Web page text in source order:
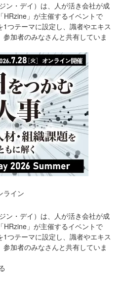
ン・デイ）は、人が活き会社が成
HRzine」が主催するイベントで
つテーマに設定し、識者やエキス
加者のみなさんと共有していま
ライン
ン・デイ）は、人が活き会社が成
HRzine」が主催するイベントで
つテーマに設定し、識者やエキス
加者のみなさんと共有していま